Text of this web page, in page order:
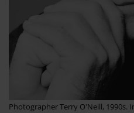
Photographer Terry O'Neill, 1990s.